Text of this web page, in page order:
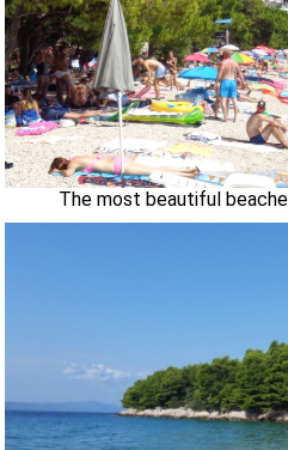
The most beautiful